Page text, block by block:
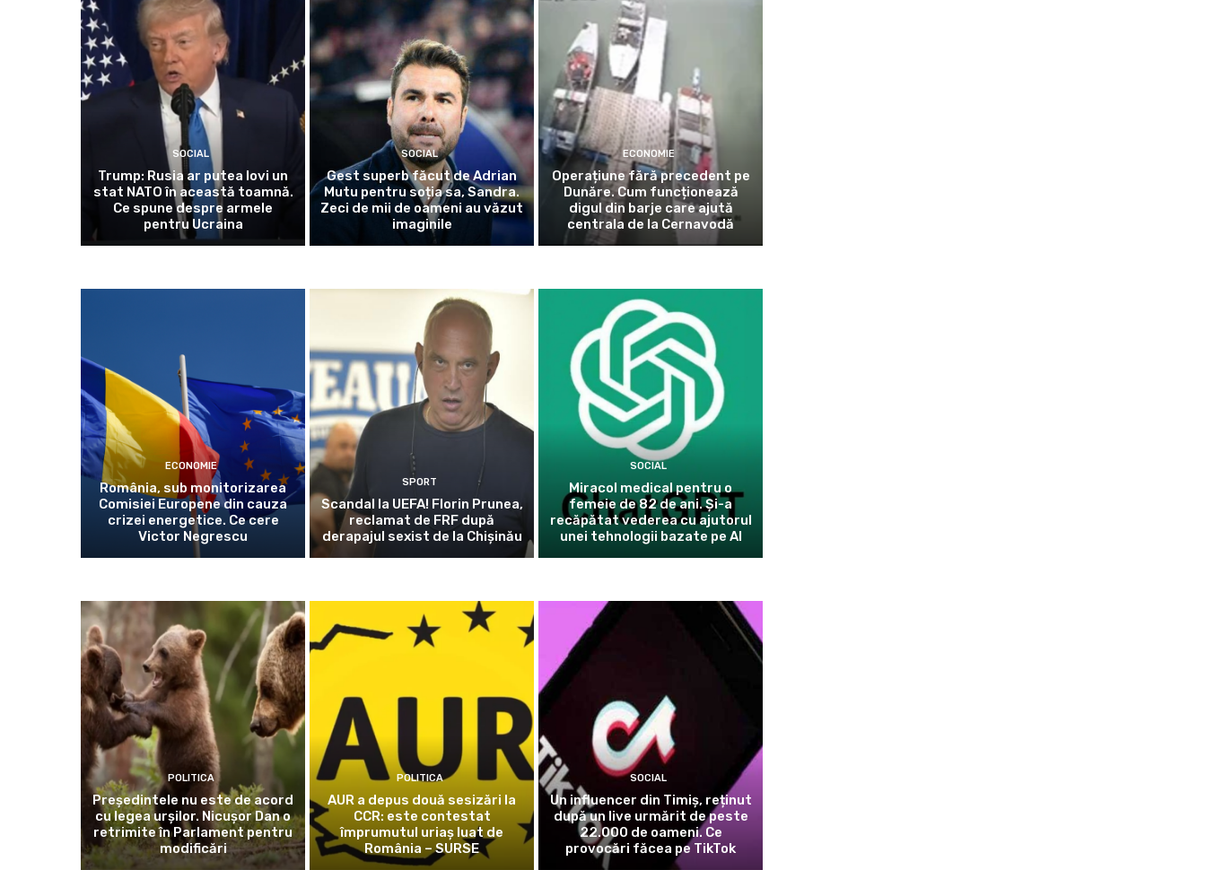
SOCIAL
Trump: Rusia ar putea lovi un
stat NATO în această toamnă.
Ce spune despre armele
pentru Ucraina
SOCIAL
Gest superb făcut de Adrian
Mutu pentru soția sa, Sandra.
Zeci de mii de oameni au văzut
imaginile
ECONOMIE
Operațiune fără precedent pe
Dunăre. Cum funcționează
digul din barje care ajută
centrala de la Cernavodă
ECONOMIE
România, sub monitorizarea
Comisiei Europene din cauza
crizei energetice. Ce cere
Victor Negrescu
SPORT
Scandal la UEFA! Florin Prunea,
reclamat de FRF după
derapajul sexist de la Chișinău
SOCIAL
Miracol medical pentru o
femeie de 82 de ani. Și-a
recăpătat vederea cu ajutorul
unei tehnologii bazate pe AI
POLITICA
Președintele nu este de acord
cu legea urșilor. Nicușor Dan o
retrimite în Parlament pentru
modificări
POLITICA
AUR a depus două sesizări la
CCR: este contestat
împrumutul uriaș luat de
România – SURSE
SOCIAL
Un influencer din Timiș, reținut
după un live urmărit de peste
22.000 de oameni. Ce
provocări făcea pe TikTok